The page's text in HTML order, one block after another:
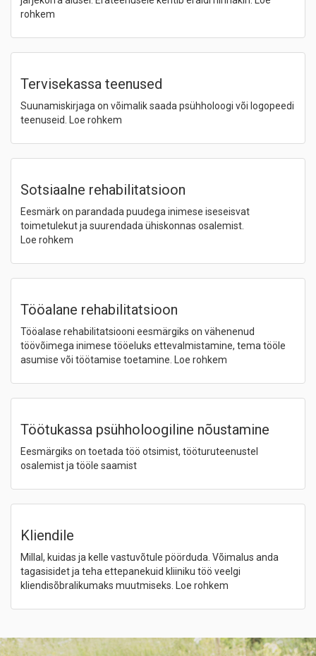
rohkem
Tervisekassa teenused
Suunamiskirjaga on võimalik saada psühholoogi või logopeedi
teenuseid. Loe rohkem
Sotsiaalne rehabilitatsioon
Eesmärk on parandada puudega inimese iseseisvat
toimetulekut ja suurendada ühiskonnas osalemist.
Loe rohkem
Tööalane rehabilitatsioon
Tööalase rehabilitatsiooni eesmärgiks on vähenenud
töövõimega inimese tööeluks ettevalmistamine, tema tööle
asumise või töötamise toetamine. Loe rohkem
Töötukassa psühholoogiline nõustamine
Eesmärgiks on toetada töö otsimist, tööturuteenustel
osalemist ja tööle saamist
Kliendile
Millal, kuidas ja kelle vastuvõtule pöörduda. Võimalus anda
tagasisidet ja teha ettepanekuid kliiniku töö veelgi
kliendisõbralikumaks muutmiseks. Loe rohkem